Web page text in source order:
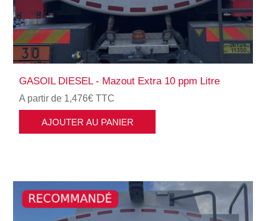
GASOIL DIESEL - Mazout Extra 10 ppm Litre
A partir de 1,476€ TTC
AJOUTER AU PANIER